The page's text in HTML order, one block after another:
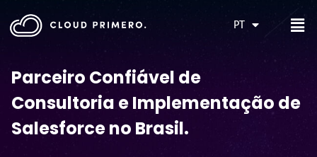
PT
Parceiro Confiável de
Consultoria e Implementação de
Salesforce no Brasil.